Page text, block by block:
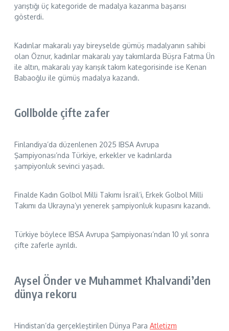
yarıştığı üç kategoride de madalya kazanma başarısı
gösterdi.
Kadınlar makaralı yay bireyselde gümüş madalyanın sahibi
olan Öznur, kadınlar makaralı yay takımlarda Büşra Fatma Ün
ile altın, makaralı yay karışık takım kategorisinde ise Kenan
Babaoğlu ile gümüş madalya kazandı.
Gollbolde çifte zafer
Finlandiya’da düzenlenen 2025 IBSA Avrupa
Şampiyonası’nda Türkiye, erkekler ve kadınlarda
şampiyonluk sevinci yaşadı.
Finalde Kadın Golbol Milli Takımı İsrail’i, Erkek Golbol Milli
Takımı da Ukrayna’yı yenerek şampiyonluk kupasını kazandı.
Türkiye böylece IBSA Avrupa Şampiyonası’ndan 10 yıl sonra
çifte zaferle ayrıldı.
Aysel Önder ve Muhammet Khalvandi’den
dünya rekoru
Hindistan’da gerçekleştirilen Dünya Para Atletizm